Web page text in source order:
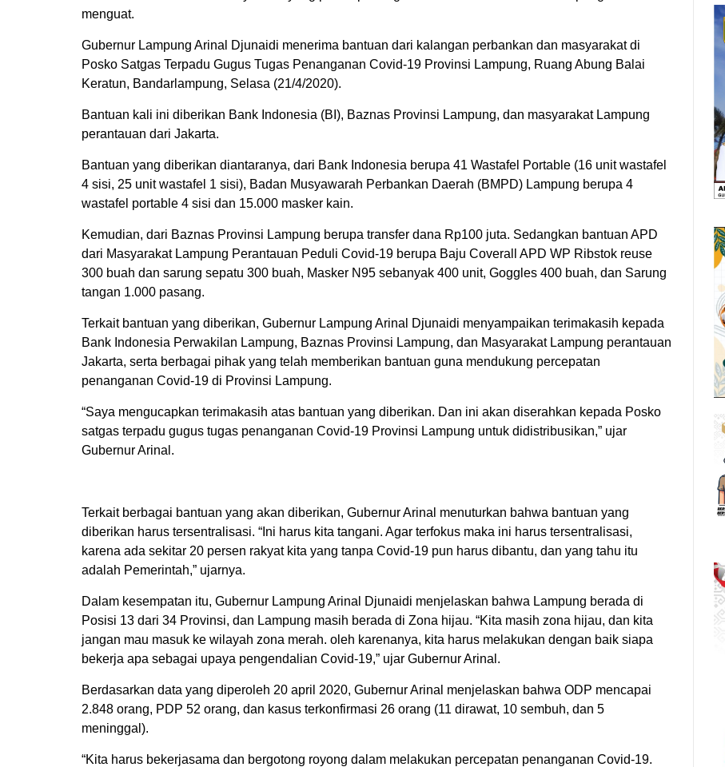
menguat.
Gubernur Lampung Arinal Djunaidi menerima bantuan dari kalangan perbankan dan masyarakat di
Posko Satgas Terpadu Gugus Tugas Penanganan Covid-19 Provinsi Lampung, Ruang Abung Balai
Keratun, Bandarlampung, Selasa (21/4/2020).
Bantuan kali ini diberikan Bank Indonesia (BI), Baznas Provinsi Lampung, dan masyarakat Lampung
perantauan dari Jakarta.
Bantuan yang diberikan diantaranya, dari Bank Indonesia berupa 41 Wastafel Portable (16 unit wastafel
4 sisi, 25 unit wastafel 1 sisi), Badan Musyawarah Perbankan Daerah (BMPD) Lampung berupa 4
wastafel portable 4 sisi dan 15.000 masker kain.
Kemudian, dari Baznas Provinsi Lampung berupa transfer dana Rp100 juta. Sedangkan bantuan APD
dari Masyarakat Lampung Perantauan Peduli Covid-19 berupa Baju Coverall APD WP Ribstok reuse
300 buah dan sarung sepatu 300 buah, Masker N95 sebanyak 400 unit, Goggles 400 buah, dan Sarung
tangan 1.000 pasang.
Terkait bantuan yang diberikan, Gubernur Lampung Arinal Djunaidi menyampaikan terimakasih kepada
Bank Indonesia Perwakilan Lampung, Baznas Provinsi Lampung, dan Masyarakat Lampung perantauan
Jakarta, serta berbagai pihak yang telah memberikan bantuan guna mendukung percepatan
penanganan Covid-19 di Provinsi Lampung.
“Saya mengucapkan terimakasih atas bantuan yang diberikan. Dan ini akan diserahkan kepada Posko
satgas terpadu gugus tugas penanganan Covid-19 Provinsi Lampung untuk didistribusikan,” ujar
Gubernur Arinal.
Terkait berbagai bantuan yang akan diberikan, Gubernur Arinal menuturkan bahwa bantuan yang
diberikan harus tersentralisasi. “Ini harus kita tangani. Agar terfokus maka ini harus tersentralisasi,
karena ada sekitar 20 persen rakyat kita yang tanpa Covid-19 pun harus dibantu, dan yang tahu itu
adalah Pemerintah,” ujarnya.
Dalam kesempatan itu, Gubernur Lampung Arinal Djunaidi menjelaskan bahwa Lampung berada di
Posisi 13 dari 34 Provinsi, dan Lampung masih berada di Zona hijau. “Kita masih zona hijau, dan kita
jangan mau masuk ke wilayah zona merah. oleh karenanya, kita harus melakukan dengan baik siapa
bekerja apa sebagai upaya pengendalian Covid-19,” ujar Gubernur Arinal.
Berdasarkan data yang diperoleh 20 april 2020, Gubernur Arinal menjelaskan bahwa ODP mencapai
2.848 orang, PDP 52 orang, dan kasus terkonfirmasi 26 orang (11 dirawat, 10 sembuh, dan 5
meninggal).
“Kita harus bekerjasama dan bergotong royong dalam melakukan percepatan penanganan Covid-19.